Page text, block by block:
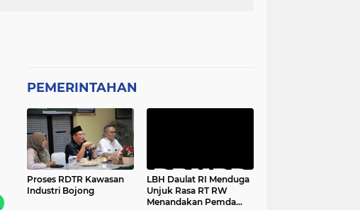
PEMERINTAHAN
Proses RDTR Kawasan
Industri Bojong
LBH Daulat RI Menduga
Unjuk Rasa RT RW
Menandakan Pemda